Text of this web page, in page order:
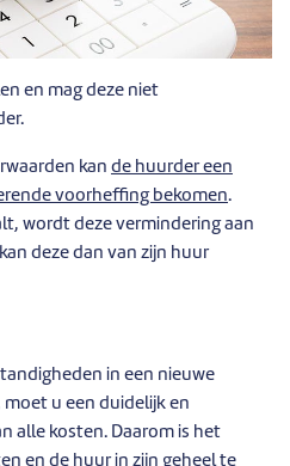
en mag deze niet
kan de huurder een
voorheffing bekomen.
wordt deze vermindering aan
deze dan van zijn huur
in een nieuwe
u een duidelijk en
alle kosten. Daarom is het
en de huur in zijn geheel te